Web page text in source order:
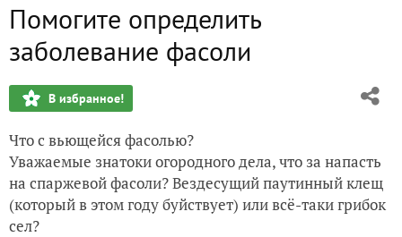
Помогите определить
заболевание фасоли
В избранное!
Что с вьющейся фасолью?
Уважаемые знатоки огородного дела, что за напасть
на спаржевой фасоли? Вездесущий паутинный клещ
(который в этом году буйствует) или всё-таки грибок
сел?